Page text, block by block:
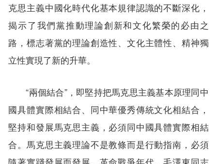
克思主義中國化時代化基本規律認識的不斷深化，
揭示了我們黨推動理論創新和文化繁榮的必由之
路，標志著黨的理論創造性、文化主體性、精神獨
立性實現了新的升華。
“兩個結合”，即堅持把馬克思主義基本原理同中
國具體實際相結合、同中華優秀傳統文化相結合，
堅持和發展馬克思主義，必須同中國具體實際相結
合。馬克思主義理論不是教條而是行動指南，必須
隨著實踐發展而發展。革命戰爭年代，毛澤東同志